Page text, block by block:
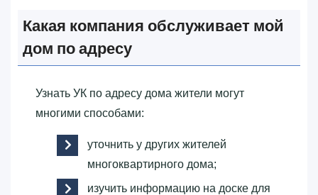
Какая компания обслуживает мой
дом по адресу
Узнать УК по адресу дома жители могут
многими способами:
уточнить у других жителей
многоквартирного дома;
изучить информацию на доске для